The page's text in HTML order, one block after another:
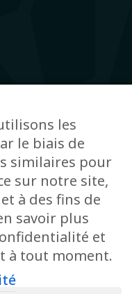
513.950 en Belgique
1000 Bruxelles – Soumis
SA – police n°
les
le biais de
similaires pour
sur notre site,
à des fins de
savoir plus
et
à tout moment.